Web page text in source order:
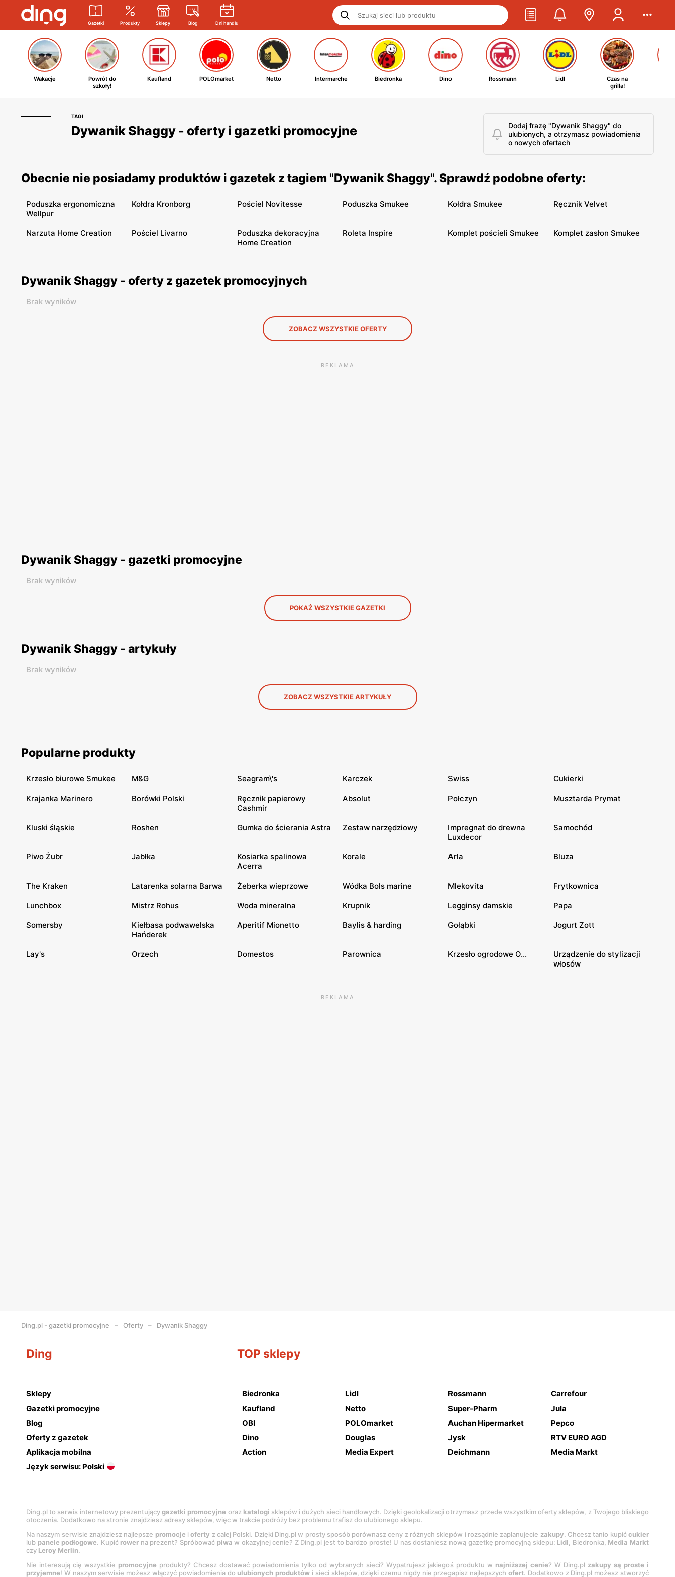
Gazetki Produkty Sklepy Blog Dni handlu
Wakacje
Powrót do
szkoły!
Kaufland POLOmarket Netto Intermarche Biedronka Dino Rossmann Lidl
Czas na
grilla!
TAGI
Dywanik Shaggy - oferty i gazetki promocyjne
Dodaj frazę "Dywanik Shaggy" do
ulubionych, a otrzymasz powiadomienia
o nowych ofertach
Obecnie nie posiadamy produktów i gazetek z tagiem "Dywanik Shaggy". Sprawdź podobne oferty:
Poduszka ergonomiczna
Wellpur
Kołdra Kronborg Pościel Novitesse Poduszka Smukee Kołdra Smukee Ręcznik Velvet
Narzuta Home Creation Pościel Livarno
Poduszka dekoracyjna
Home Creation
Roleta Inspire Komplet pościeli Smukee Komplet zasłon Smukee
Dywanik Shaggy - oferty z gazetek promocyjnych
Brak wyników
ZOBACZ WSZYSTKIE OFERTY
REKLAMA
Dywanik Shaggy - gazetki promocyjne
Brak wyników
POKAŻ WSZYSTKIE GAZETKI
Dywanik Shaggy - artykuły
Brak wyników
ZOBACZ WSZYSTKIE ARTYKUŁY
Popularne produkty
Krzesło biurowe Smukee M&G Seagram\'s Karczek Swiss Cukierki
Krajanka Marinero Borówki Polski
Ręcznik papierowy
Cashmir
Absolut Połczyn Musztarda Prymat
Kluski śląskie Roshen Gumka do ścierania Astra Zestaw narzędziowy
Impregnat do drewna
Luxdecor
Samochód
Piwo Żubr Jabłka
Kosiarka spalinowa
Acerra
Korale Arla Bluza
The Kraken Latarenka solarna Barwa Żeberka wieprzowe Wódka Bols marine Mlekovita Frytkownica
Lunchbox Mistrz Rohus Woda mineralna Krupnik Legginsy damskie Papa
Somersby
Kiełbasa podwawelska
Hańderek
Aperitif Mionetto Baylis & harding Gołąbki Jogurt Zott
Lay's Orzech Domestos Parownica Krzesło ogrodowe O...
Urządzenie do stylizacji
włosów
REKLAMA
Ding.pl - gazetki promocyjne Oferty Dywanik Shaggy
Ding
Sklepy
Gazetki promocyjne
Blog
Oferty z gazetek
Aplikacja mobilna
Język serwisu: Polski
TOP sklepy
Biedronka Lidl Rossmann
Carrefour
Kaufland
Netto Super-Pharm
Jula
OBI
POLOmarket Auchan Hipermarket
Pepco
Dino
Douglas Jysk
RTV EURO AGD
Action
Media Expert Deichmann Media Markt
Ding.pl to serwis internetowy prezentującygazetki promocyjne oraz katalogi sklepów i dużych sieci handlowych. Dzięki geolokalizacji otrzymasz przede wszystkim oferty sklepów, z Twojego bliskiego
otoczenia. Dodatkowo na stronie znajdziesz adresy sklepów, więc w trakcie podróży bez problemu trafisz do ulubionego sklepu.
Na naszym serwisie znajdziesz najlepsze promocje ioferty z całej Polski. Dzięki Ding.pl w prosty sposób porównasz ceny z różnych sklepów i rozsądnie zaplanujecie zakupy. Chcesz tanio kupićcukier
lub panele podłogowe. Kupić rower na prezent? Spróbować piwa w okazyjnej cenie? Z Ding.pl jest to bardzo proste! U nas dostaniesz nową gazetkę promocyjną sklepu: Lidl, Biedronka, Media Markt
czy Leroy Merlin.
Nie interesują cię wszystkie promocyjne produkty? Chcesz dostawać powiadomienia tylko od wybranych sieci? Wypatrujesz jakiegoś produktu w najniższej cenie? W Ding.pl zakupy są proste i
przyjemne! W naszym serwisie możesz włączyć powiadomienia do ulubionych produktów i sieci sklepów, dzięki czemu nigdy nie przegapisz najlepszychofert. Dodatkowo z Ding.pl możesz stworzyć